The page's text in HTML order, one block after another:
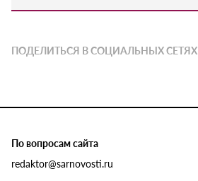
ПОДЕЛИТЬСЯ В СОЦИАЛЬНЫХ СЕТЯХ
По вопросам сайта
redaktor@sarnovosti.ru